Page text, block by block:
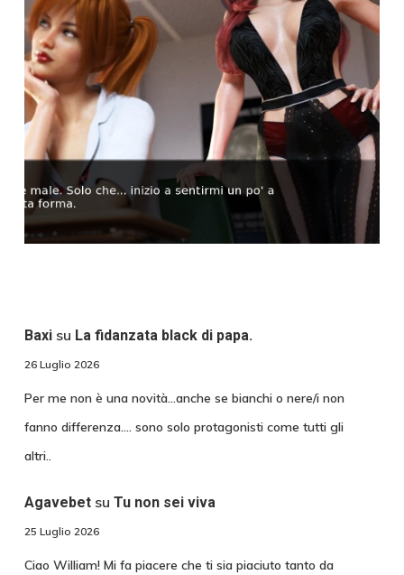
Baxisu La fidanzata black di papa.
26 Luglio 2026
Per me non è una novità...anche se bianchi o nere/i non
fanno differenza.... sono solo protagonisti come tutti gli
altri..
Agavebetsu Tu non sei viva
25 Luglio 2026
Ciao William! Mi fa piacere che ti sia piaciuto tanto da